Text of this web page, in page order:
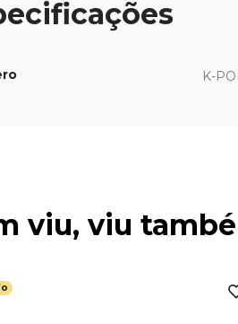
K-
viu, viu